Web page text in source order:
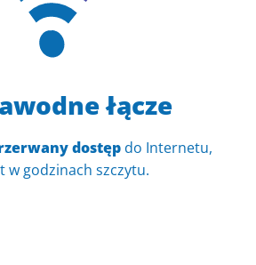
łącze
dostępdo Internetu,
w godzinach szczytu.